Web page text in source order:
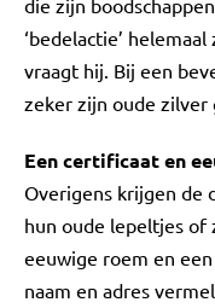
‘bedelactie’
vraagt hij. Bij een
zeker zijn oude zilver
Een certificaat en
Overigens krijgen de
hun oude lepeltjes of
eeuwige roem en
naam en adres